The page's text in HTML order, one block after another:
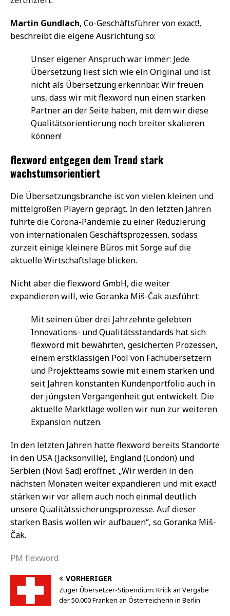
Martin Gundlach, Co-Geschäftsführer von exact!,
beschreibt die eigene Ausrichtung so:
Unser eigener Anspruch war immer: Jede
Übersetzung liest sich wie ein Original und ist
nicht als Übersetzung erkennbar. Wir freuen
uns, dass wir mit flexword nun einen starken
Partner an der Seite haben, mit dem wir diese
Qualitätsorientierung noch breiter skalieren
können!
flexword entgegen dem Trend stark
wachstumsorientiert
Die Übersetzungsbranche ist von vielen kleinen und
mittelgroßen Playern geprägt. In den letzten Jahren
führte die Corona-Pandemie zu einer Reduzierung
von internationalen Geschäftsprozessen, sodass
zurzeit einige kleinere Büros mit Sorge auf die
aktuelle Wirtschaftslage blicken.
Nicht aber die flexword GmbH, die weiter
expandieren will, wie Goranka Miš-Čak ausführt:
Mit seinen über drei Jahrzehnte gelebten
Innovations- und Qualitätsstandards hat sich
flexword mit bewährten, gesicherten Prozessen,
einem erstklassigen Pool von Fachübersetzern
und Projektteams sowie mit einem starken und
seit Jahren konstanten Kundenportfolio auch in
der jüngsten Vergangenheit gut entwickelt. Die
aktuelle Marktlage wollen wir nun zur weiteren
Expansion nutzen.
In den letzten Jahren hatte flexword bereits Standorte
in den USA (Jacksonville), England (London) und
Serbien (Novi Sad) eröffnet. „Wir werden in den
nächsten Monaten weiter expandieren und mit exact!
stärken wir vor allem auch noch einmal deutlich
unsere Qualitätssicherungsprozesse. Auf dieser
starken Basis wollen wir aufbauen“, so Goranka Miš-
Čak.
PM flexword
VORHERIGER
Zuger Übersetzer-Stipendium: Kritik an Vergabe
der 50.000 Franken an Österreicherin in Berlin